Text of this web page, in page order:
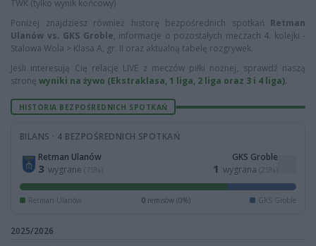
TWK (tylko wynik końcowy)
Poniżej znajdziesz również historę bezpośrednich spotkań Retman
Ulanów vs. GKS Groble, informacje o pozostałych meczach 4. kolejki -
Stalowa Wola > Klasa A, gr. II oraz aktualną tabelę rozgrywek.
Jeśli interesują Cię relacje LIVE z meczów piłki nożnej, sprawdź naszą
stronę wyniki na żywo (Ekstraklasa, 1 liga, 2 liga oraz 3 i 4 liga).
HISTORIA BEZPOŚREDNICH SPOTKAŃ
BILANS · 4 BEZPOŚREDNICH SPOTKAŃ
Retman Ulanów
3 wygrane (75%)
GKS Groble
1 wygrana (25%)
Retman Ulanów 0 remisów (0%) GKS Groble
2025/2026